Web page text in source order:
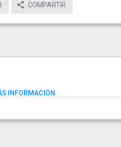
COMPARTIR
INFORMACIÓN